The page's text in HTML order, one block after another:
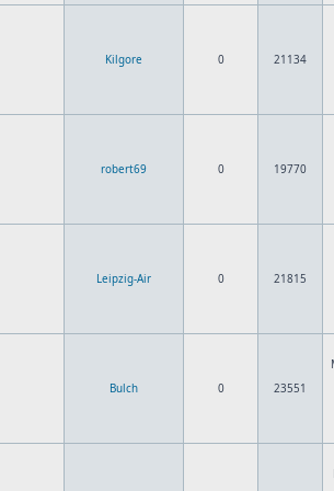
Kilgore 0 21134
robert69 0 19770
Leipzig-Air 0 21815
Bulch 0 23551